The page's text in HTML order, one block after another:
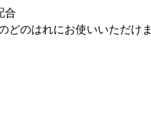
合
のはれにお使いいただけま